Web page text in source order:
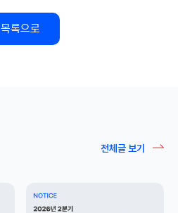
목록으로
전체글 보기